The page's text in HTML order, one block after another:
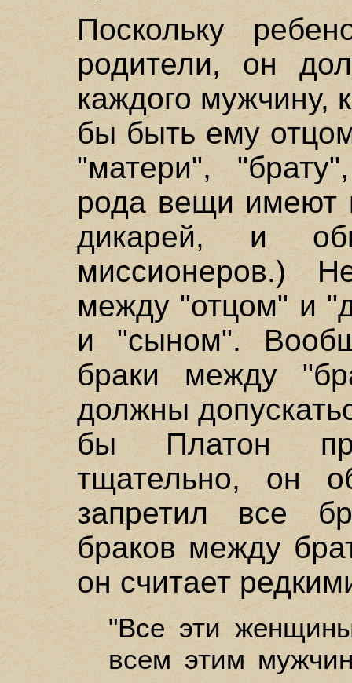
Поскольку
родители, он
каждого мужчину,
бы быть ему
"матери",
рода вещи имеют
дикарей, и
миссионеров.)
между "отцом" и
и "сыном".
браки между
должны
бы Платон
тщательно, он
запретил все
браков между
он считает
"Все эти
всем этим